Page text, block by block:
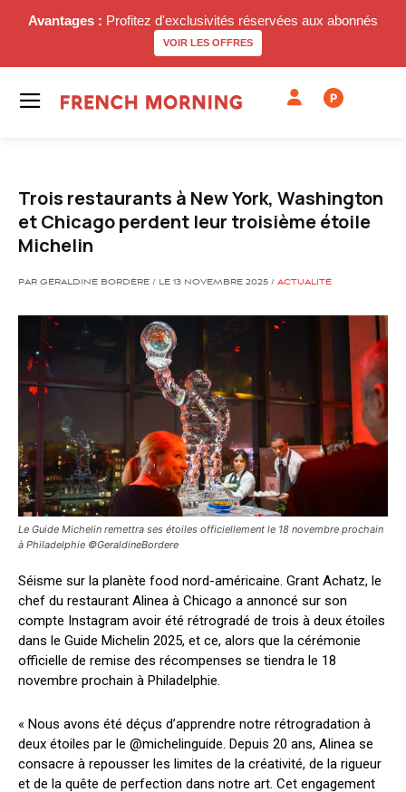
Avantages : Profitez d'exclusivités réservées aux abonnés
VOIR LES OFFRES
P
Trois restaurants à New York, Washington
et Chicago perdent leur troisième étoile
Michelin
PAR GÉRALDINE BORDÈRE / LE 13 NOVEMBRE 2025 / ACTUALITÉ
Le Guide Michelin remettra ses étoiles officiellement le 18 novembre prochain
à Philadelphie ©GeraldineBordere
Séisme sur la planète food nord-américaine. Grant Achatz, le
chef du restaurant Alinea à Chicago a annoncé sur son
compte Instagram avoir été rétrogradé de trois à deux étoiles
dans le Guide Michelin 2025, et ce, alors que la cérémonie
officielle de remise des récompenses se tiendra le 18
novembre prochain à Philadelphie.
« Nous avons été déçus d’apprendre notre rétrogradation à
deux étoiles par le @michelinguide. Depuis 20 ans, Alinea se
consacre à repousser les limites de la créativité, de la rigueur
et de la quête de perfection dans notre art. Cet engagement